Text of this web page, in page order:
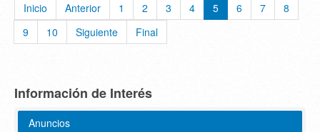
Inicio Anterior 1 2 3 4 5 6 7
8
9
10 Siguiente Final
Información de Interés
Anuncios